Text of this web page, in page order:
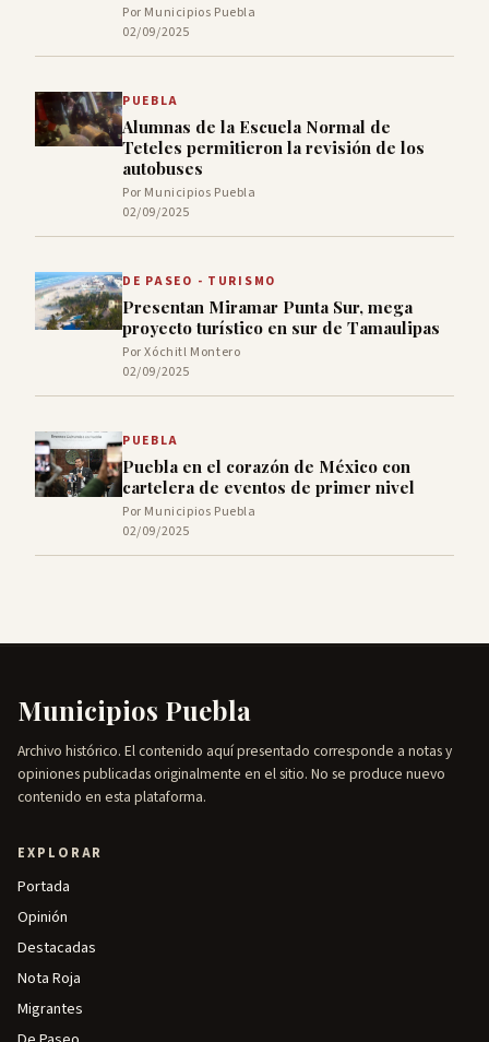
Por Municipios Puebla
02/09/2025
PUEBLA
Alumnas de la Escuela Normal de
Teteles permitieron la revisión de los
autobuses
Por Municipios Puebla
02/09/2025
DE PASEO - TURISMO
Presentan Miramar Punta Sur, mega
proyecto turístico en sur de Tamaulipas
Por Xóchitl Montero
02/09/2025
PUEBLA
Puebla en el corazón de México con
cartelera de eventos de primer nivel
Por Municipios Puebla
02/09/2025
Municipios Puebla
Archivo histórico. El contenido aquí presentado corresponde a notas y
opiniones publicadas originalmente en el sitio. No se produce nuevo
contenido en esta plataforma.
EXPLORAR
Portada
Opinión
Destacadas
Nota Roja
Migrantes